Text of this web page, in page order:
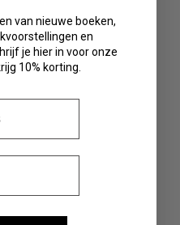
van nieuwe boeken,
en
je hier in voor onze
10% korting.